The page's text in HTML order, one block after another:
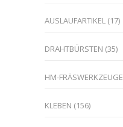
AUSLAUFARTIKEL (17)
DRAHTBÜRSTEN (35)
HM-FRÄSWERKZEUGE
KLEBEN (156)